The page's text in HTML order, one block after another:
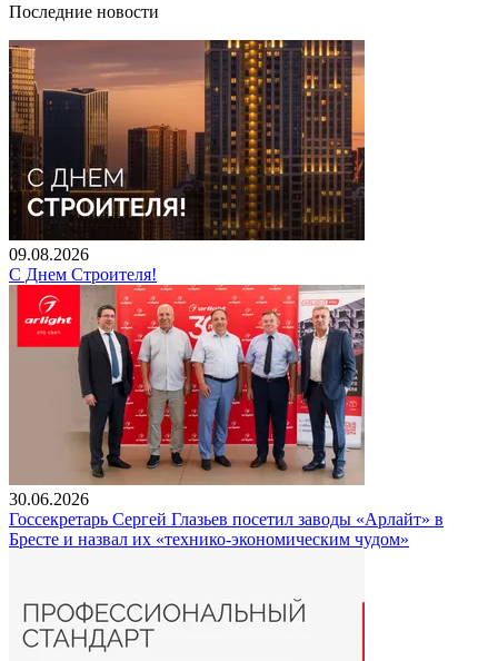
Последние новости
09.08.2026
С Днем Строителя!
30.06.2026
Госсекретарь Сергей Глазьев посетил заводы «Арлайт» в
Бресте и назвал их «технико-экономическим чудом»